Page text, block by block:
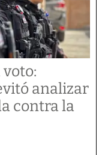
analizar
contra la